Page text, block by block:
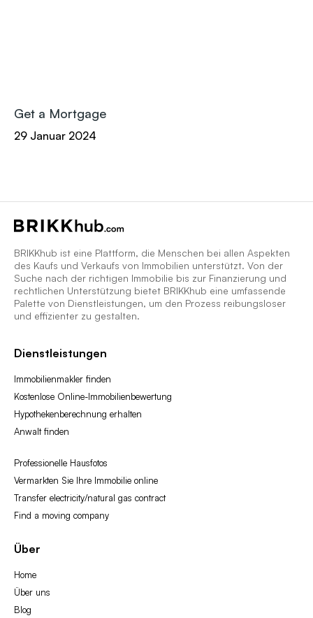
Get a Mortgage
29 Januar 2024
BRIKKhub ist eine Plattform, die Menschen bei allen Aspekten
des Kaufs und Verkaufs von Immobilien unterstützt. Von der
Suche nach der richtigen Immobilie bis zur Finanzierung und
rechtlichen Unterstützung bietet BRIKKhub eine umfassende
Palette von Dienstleistungen, um den Prozess reibungsloser
und effizienter zu gestalten.
Dienstleistungen
Immobilienmakler finden
Kostenlose Online-Immobilienbewertung
Hypothekenberechnung erhalten
Anwalt finden
Professionelle Hausfotos
Vermarkten Sie Ihre Immobilie online
Transfer electricity/natural gas contract
Find a moving company
Über
Home
Über uns
Blog